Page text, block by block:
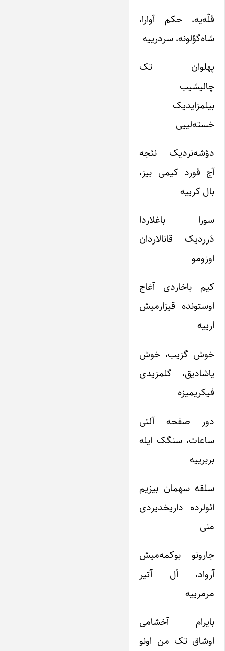
قلّه‌یه، حکم آوارا،
شاه‌گؤلونه، سردرییه
پهلوان تک
چالیشیب
بیلمزایدیک
خسته‌لییی
دؤشه‌نردیک نئجه
آج قورد کیمی بیز،
بال کرییه
سورا باغلاردا
دَرردیک قانالاردان
اوزومو
کیم باخاردی آغاج
اوستونده قیزارمیش
ارییه
خوش گزیب، خوش
یاشادیق، گلمزیدی
فیکریمیزه
دور صفحه آلتی
ساعات، سنگک ایله
بربرییه
سلقه سهمان بیزیم
ائولرده داریخدیردی
منی
جارونو بوکمه‌میش
آرواد، اَل آتیر
مرمرییه
بایرام آخشامی
اوشاق تک من اونو